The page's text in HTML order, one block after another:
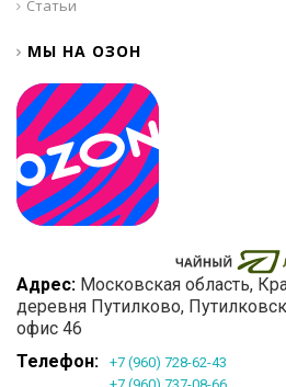
Статьи
МЫ НА ОЗОН
Адрес: Московская область,
деревня Путилково,
офис 46
Телефон:
+7 (960) 728-62-43